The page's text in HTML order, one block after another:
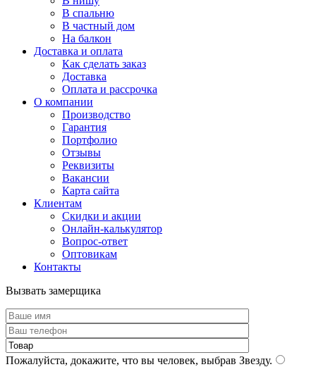
В спальню
В частный дом
На балкон
Доставка и оплата
Как сделать заказ
Доставка
Оплата и рассрочка
О компании
Производство
Гарантия
Портфолио
Отзывы
Реквизиты
Вакансии
Карта сайта
Клиентам
Скидки и акции
Онлайн-калькулятор
Вопрос-ответ
Оптовикам
Контакты
Вызвать замерщика
Пожалуйста, докажите, что вы человек, выбрав Звезду.